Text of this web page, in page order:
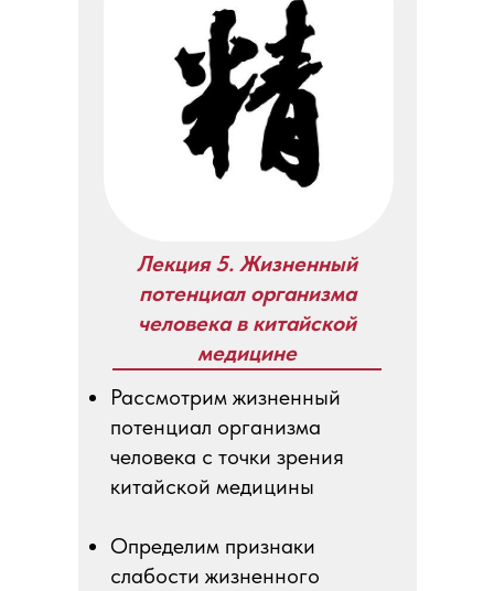
Лекция 5. Жизненный
потенциал организма
человека в китайской
медицине
Рассмотрим жизненный
потенциал организма
человека с точки зрения
китайской медицины
Определим признаки
слабости жизненного